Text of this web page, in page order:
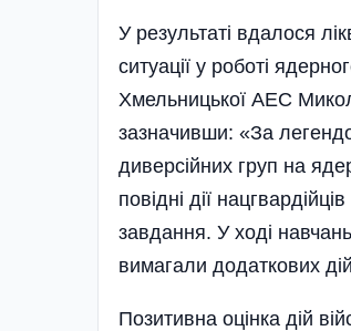
У результаті вдалося
ситуації у роботі
Хмельницької АЕС
зазначивши: «За
диверсійних груп на
повідні дії
завдання. У ході
вимагали додаткових
Позитивна оцінка дій